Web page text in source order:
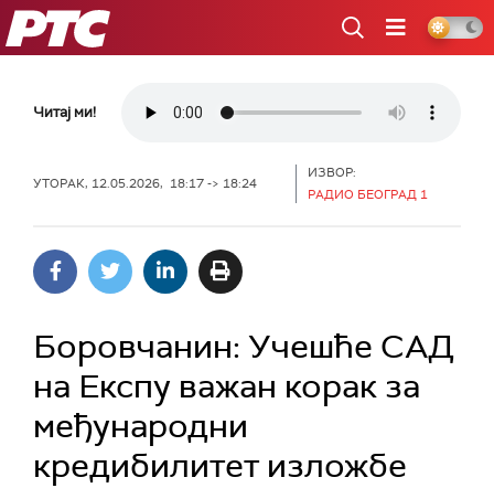
РТС
Читај ми!
УТОРАК, 12.05.2026, 18:17 -> 18:24
ИЗВОР:
РАДИО БЕОГРАД 1
Боровчанин: Учешће САД
на Експу важан корак за
међународни
кредибилитет изложбе